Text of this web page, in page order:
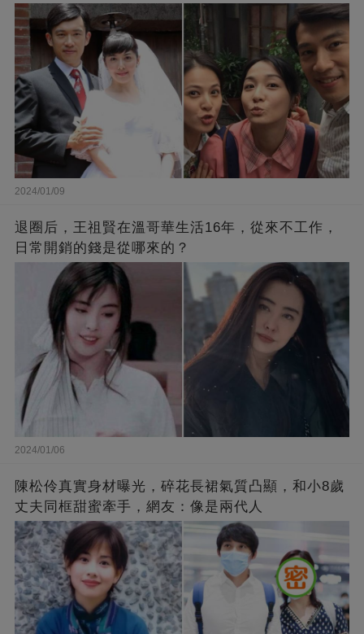
原因曝光
2024/01/09
退圈后，王祖賢在溫哥華生活16年，從來不工作，
日常開銷的錢是從哪來的？
2024/01/06
陳松伶真實身材曝光，碎花長裙氣質凸顯，和小8歲
丈夫同框甜蜜牽手，網友：像是兩代人